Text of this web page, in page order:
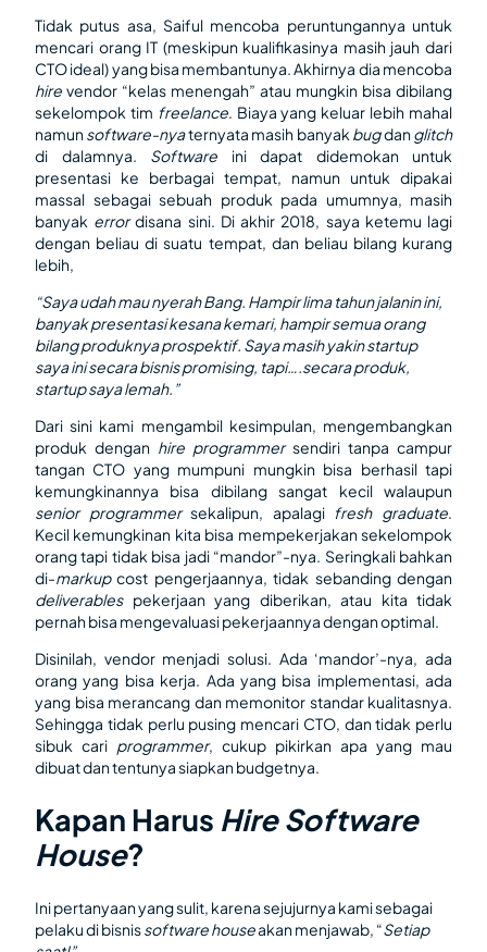
Tidak putus asa, Saiful mencoba peruntungannya untuk
mencari orang IT (meskipun kualifikasinya masih jauh dari
CTO ideal) yang bisa membantunya. Akhirnya dia mencoba
hire vendor “kelas menengah” atau mungkin bisa dibilang
sekelompok tim freelance. Biaya yang keluar lebih mahal
namunsoftware-nyaternyata masih banyak bugdanglitch
di dalamnya. Software ini dapat didemokan untuk
presentasi ke berbagai tempat, namun untuk dipakai
massal sebagai sebuah produk pada umumnya, masih
banyak errordisana sini. Di akhir 2018, saya ketemu lagi
dengan beliau di suatu tempat, dan beliau bilang kurang
lebih,
“Saya udah mau nyerah Bang. Hampir lima tahun jalanin ini,
banyak presentasi kesana kemari, hampir semua orang
bilang produknya prospektif. Saya masih yakin startup
saya ini secara bisnis promising, tapi….secara produk,
startup saya lemah.”
Dari sini kami mengambil kesimpulan, mengembangkan
produk dengan hire programmersendiri tanpa campur
tangan CTO yang mumpuni mungkin bisa berhasil tapi
kemungkinannya bisa dibilang sangat kecil walaupun
senior programmersekalipun, apalagi fresh graduate.
Kecil kemungkinan kita bisa mempekerjakan sekelompok
orang tapi tidak bisa jadi “mandor”-nya. Seringkali bahkan
di-markupcost pengerjaannya, tidak sebanding dengan
deliverablespekerjaan yang diberikan, atau kita tidak
pernah bisa mengevaluasi pekerjaannya dengan optimal.
Disinilah, vendor menjadi solusi. Ada ‘mandor’-nya, ada
orang yang bisa kerja. Ada yang bisa implementasi, ada
yang bisa merancang dan memonitor standar kualitasnya.
Sehingga tidak perlu pusing mencari CTO, dan tidak perlu
sibuk cari programmer, cukup pikirkan apa yang mau
dibuat dan tentunya siapkan budgetnya.
Kapan Harus Hire Software
House?
Ini pertanyaan yang sulit, karena sejujurnya kami sebagai
pelaku di bisnissoftware houseakan menjawab, “Setiap